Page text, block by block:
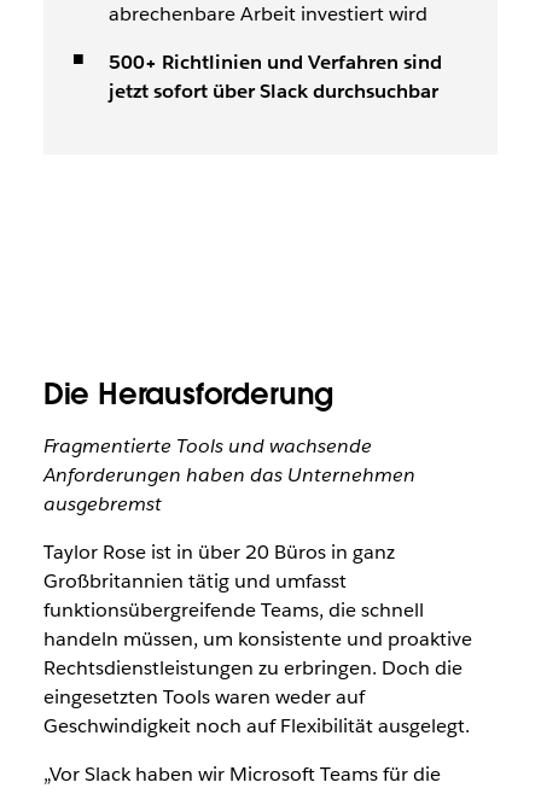
abrechenbare Arbeit investiert wird
500+ Richtlinien und Verfahren sind
jetzt sofort über Slack durchsuchbar
Die Herausforderung
Fragmentierte Tools und wachsende
Anforderungen haben das Unternehmen
ausgebremst
Taylor Rose ist in über 20 Büros in ganz
Großbritannien tätig und umfasst
funktionsübergreifende Teams, die schnell
handeln müssen, um konsistente und proaktive
Rechtsdienstleistungen zu erbringen. Doch die
eingesetzten Tools waren weder auf
Geschwindigkeit noch auf Flexibilität ausgelegt.
„Vor Slack haben wir Microsoft Teams für die